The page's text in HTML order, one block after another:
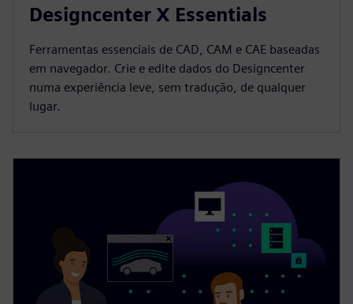
Designcenter X Essentials
Ferramentas essenciais de CAD, CAM e CAE baseadas
em navegador. Crie e edite dados do Designcenter
numa experiência leve, sem tradução, de qualquer
lugar.